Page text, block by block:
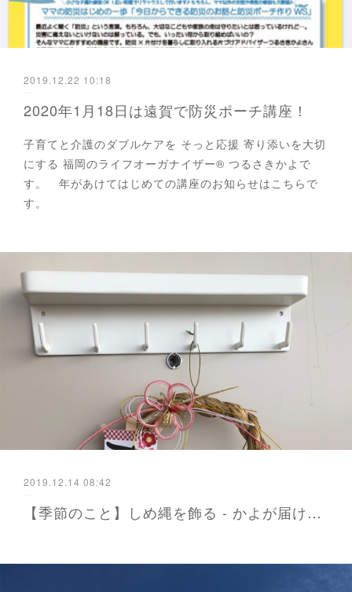
2019.12.22 10:18
2020年1月18日は遠賀で防災ポーチ講座！
子育てと介護のダブルケアを そっと応援 寄り添いを大切
にする 福岡のライフオーガナイザー®︎ つるさきかよで
す。 年があけてはじめての講座のお知らせはこちらで
す。
2019.12.14 08:42
【季節のこと】しめ縄を飾る - かよが届ける防災と暮らし 福岡から